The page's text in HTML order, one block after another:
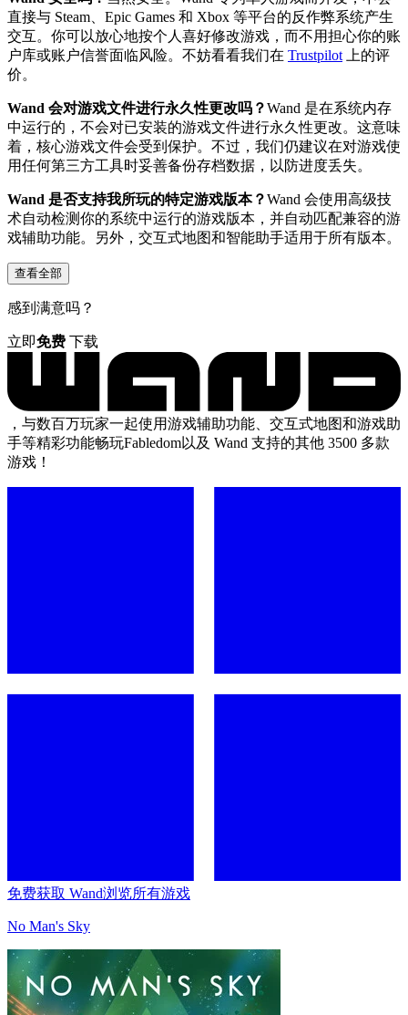
直接与 Steam、Epic Games 和 Xbox 等平台的反作弊系统产生
交互。你可以放心地按个人喜好修改游戏，而不用担心你的账
户库或账户信誉面临风险。不妨看看我们在 Trustpilot 上的评
价。
Wand 会对游戏文件进行永久性更改吗？Wand 是在系统内存
中运行的，不会对已安装的游戏文件进行永久性更改。这意味
着，核心游戏文件会受到保护。不过，我们仍建议在对游戏使
用任何第三方工具时妥善备份存档数据，以防进度丢失。
Wand 是否支持我所玩的特定游戏版本？Wand 会使用高级技
术自动检测你的系统中运行的游戏版本，并自动匹配兼容的游
戏辅助功能。另外，交互式地图和智能助手适用于所有版本。
查看全部
感到满意吗？
立即免费 下载
，与数百万玩家一起使用游戏辅助功能、交互式地图和游戏助
手等精彩功能畅玩Fabledom以及 Wand 支持的其他 3500 多款
游戏！
免费获取 Wand浏览所有游戏
No Man's Sky